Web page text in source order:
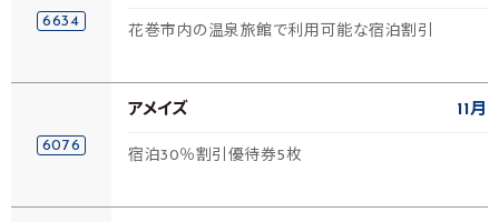
6634
花巻市内の温泉旅館で利用可能な宿泊割引
6076
アメイズ 11月
宿泊30％割引優待券5枚